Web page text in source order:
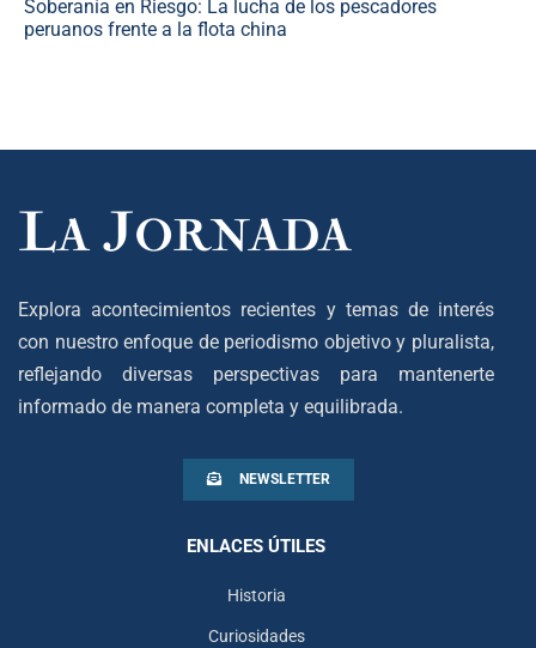
Soberanía en Riesgo: La lucha de los pescadores
peruanos frente a la flota china
Explora acontecimientos recientes y temas de interés
con nuestro enfoque de periodismo objetivo y pluralista,
reflejando diversas perspectivas para mantenerte
informado de manera completa y equilibrada.
NEWSLETTER
ENLACES ÚTILES
Historia
Curiosidades